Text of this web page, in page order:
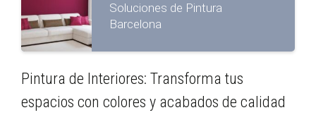
Soluciones de Pintura
Barcelona
Pintura de Interiores: Transforma tus
espacios con colores y acabados de calidad